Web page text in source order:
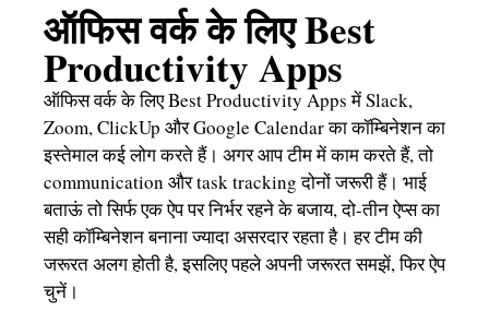
ऑफिस वर्क के लिए Best
Productivity Apps
ऑफिस वर्क के लिए Best Productivity Apps में Slack,
Zoom, ClickUp और Google Calendar का कॉम्बिनेशन का
इस्तेमाल कई लोग करते हैं। अगर आप टीम में काम करते हैं, तो
communication और task tracking दोनों जरूरी हैं। भाई
बताऊं तो सिर्फ एक ऐप पर निर्भर रहने के बजाय, दो-तीन ऐप्स का
सही कॉम्बिनेशन बनाना ज्यादा असरदार रहता है। हर टीम की
जरूरत अलग होती है, इसलिए पहले अपनी जरूरत समझें, फिर ऐप
चुनें।